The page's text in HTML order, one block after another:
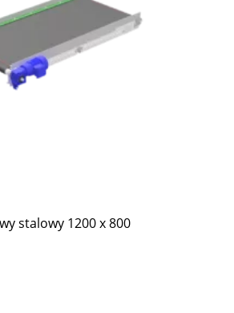
stalowy 1200 x 800